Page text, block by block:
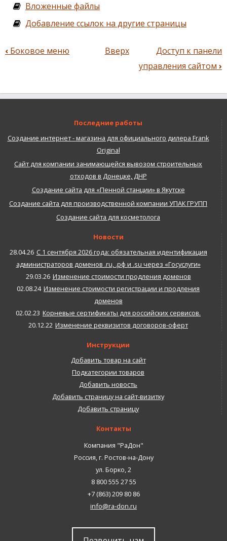
Вложенные файлы
Добавление ссылок на другие страницы
Перекрёстные
для
визитка
‹ Боковое меню Вверх
Доступ к панели
управления сайтом ›
Последние работы
Создание интернет - магазина для официального дилера Frank
Original
Сайт для компании занимающейся вывозом строительных
отходов в Донецке, ДНР
Создание сайта для «Пенной станции» в Якутске
Создание сайта для производственной компании УПАК ГРУПП
Создание сайта для косметолога
Новости
28.04.26 С 1 сентября 2026 года: обязательная идентификация
администраторов доменов .ru, .рф и .su через «Госуслуги»
29.03.26 Изменение стоимости продления доменов
02.08.24 Изменение стоимости регистрации и продления
доменов
02.02.23 Корневые сертификаты для российских сервисов.
20.12.22 Изменение реквизитов договоров-оферт
Инструкции
Добавить товар на сайт
Подкатегории товаров
Добавить новость
Добавить страницу на сайт-визитку
Добавить страницу
Контакты
Компания "РаДон"
Россия,г. Ростов-на-Дону
ул. Борко, 2
8 800 555 27 55
+7 (863) 209 80 86
info@ra-don.ru